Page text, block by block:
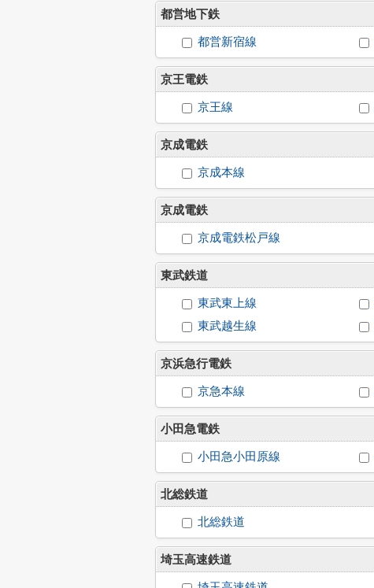
都営地下鉄
都営新宿線
京王電鉄
京王線
京成電鉄
京成本線
京成電鉄
京成電鉄松戸線
東武鉄道
東武東上線
東武越生線
京浜急行電鉄
京急本線
小田急電鉄
小田急小田原線
北総鉄道
北総鉄道
埼玉高速鉄道